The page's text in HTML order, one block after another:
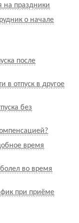
на праздники
о начале
после
в отпуск в другое
без
время
во время
при приёме